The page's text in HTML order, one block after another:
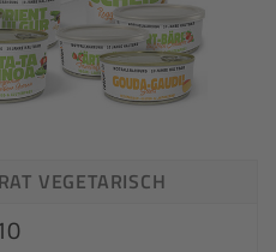
VEGETARISCH